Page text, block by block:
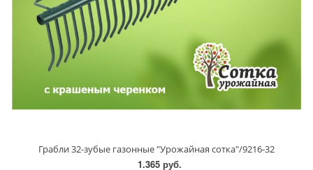
Грабли 32-зубые газонные "Урожайная сотка"/9216-32
1.365 руб.